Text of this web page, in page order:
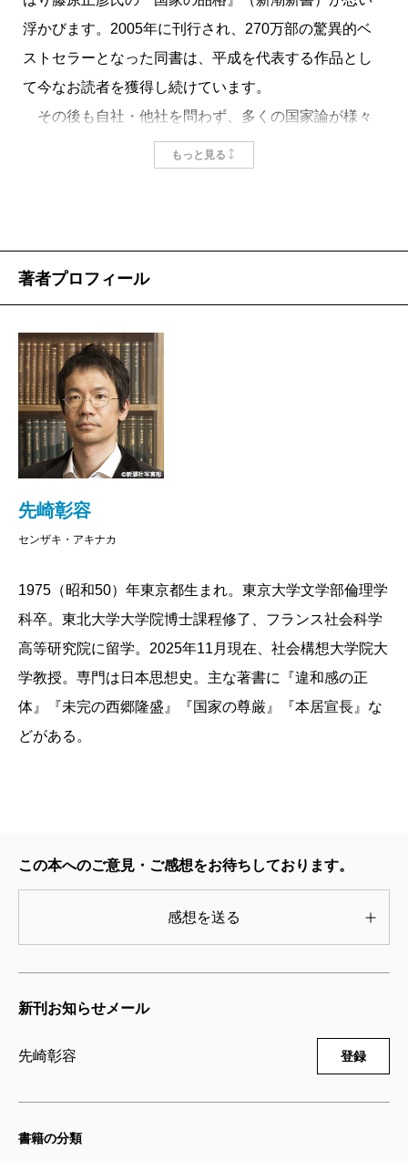
対、発令後は後手の対策糾弾と、チグハグな批判に終
始した。だが、こうした表面的な与野党の批判合戦を
超えた視点、戦後日本全体を見渡す視点が必要だと、
僕は考えていた。
それが「戦後日本の常識」が通用しない時代が来
た、という視点である。
リカの価値観を自明視することだ。新型コロナ禍が僕
悪の判断をくだしてきた「ものさし」が通用しなくな
ったことにある。
いくつか例を挙げてみよう。例えば安倍政権は独裁
政治を行っていると、くり返し批判されてきた。だが
新型コロナ禍が明らかにしたのは、全く逆の事態であ
った。感染症対策の多くの権限は、実は地方自治体の
方自治体にあった。東京都知事や大阪府知事が連日、
マスコミに登場するのも、彼らの判断が大きな影響力
を持つからなのだ。
また僕らは、コロナ禍の渦中で、アメリカ大統領選
挙と、激しい米中対立を同時に目撃した。言うまでも
なく、アメリカは自由と民主主義のリーダーである。
そんな時代がやってきたのである。
厳』を世に問う次第である。
（せんざき・あきなか 批評家・日本大学教授）
浮かびます。2005年に刊行され、270万部の驚異的ベ
ストセラーとなった同書は、平成を代表する作品とし
て今なお読者を獲得し続けています。
その後も自社・他社を問わず、多くの国家論が様々
な著者によって書かれてきましたが、残念なことに、
システム、自由と民主主義など、近代国家を形成して
ように見えます。
本書では、深化し続けるグローバリズムとアメリカ
社会の分断、憲政史上最長となった安倍政権や菅政権
を分析することで、「戦後」日本の限界を明らかにし
ます。思えば、『国家の品格』とは、その国の人間の
で暮らす人々の「尊厳」をいかに守れるのか、暴力化
か——東西の思想家の言葉を手掛かりにそれを考え抜
いた、渾身の国家論の誕生です。
2021/05/25
もっと見る
著者プロフィール
先崎彰容
センザキ・アキナカ
1975（昭和50）年東京都生まれ。東京大学文学部倫理学
科卒。東北大学大学院博士課程修了、フランス社会科学
高等研究院に留学。2025年11月現在、社会構想大学院大
学教授。専門は日本思想史。主な著書に『違和感の正
体』『未完の西郷隆盛』『国家の尊厳』『本居宣長』な
どがある。
この本へのご意見・ご感想をお待ちしております。
感想を送る
新刊お知らせメール
先崎彰容 登録
書籍の分類